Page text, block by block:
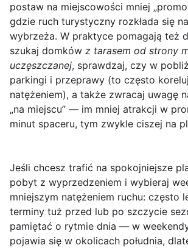
postaw na miejscowości mniej
gdzie ruch turystyczny rozkłada się
wybrzeża. W praktyce pomagają też
szukaj domków z tarasem od strony
uczęszczanej, sprawdzaj, czy w
parkingi i przeprawy (to często
natężeniem), a także zwracaj uwagę
„na miejscu” — im mniej atrakcji w
minut spaceru, tym zwykle ciszej na
Jeśli chcesz trafić na spokojniejsze
pobyt z wyprzedzeniem i wybieraj
mniejszym natężeniem ruchu: często
terminy tuż przed lub po szczycie
pamiętać o rytmie dnia — w
pojawia się w okolicach południa,